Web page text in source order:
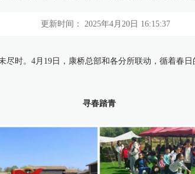
更新时间： 2025年4月20日 16:15:37
尽时。4月19日，康桥总部和各分所联动，循着春
寻春踏青